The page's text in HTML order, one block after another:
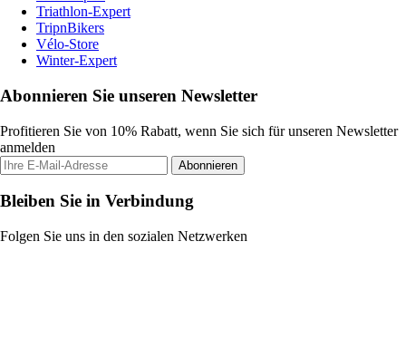
Triathlon-Expert
TripnBikers
Vélo-Store
Winter-Expert
Abonnieren Sie unseren Newsletter
Profitieren Sie von 10% Rabatt, wenn Sie sich für unseren Newsletter
anmelden
Abonnieren
Bleiben Sie in Verbindung
Folgen Sie uns in den sozialen Netzwerken